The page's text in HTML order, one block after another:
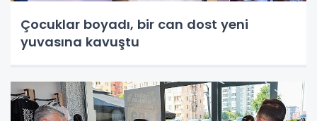
Çocuklar boyadı, bir can dost yeni
yuvasına kavuştu